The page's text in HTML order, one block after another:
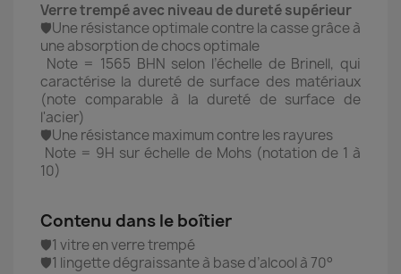
Verre trempé avec niveau de dureté supérieur
🛡️Une résistance optimale contre la casse grâce à
une absorption de chocs optimale
Note = 1565 BHN selon l’échelle de Brinell, qui
caractérise la dureté de surface des matériaux
(note comparable à la dureté de surface de
l'acier)
🛡️Une résistance maximum contre les rayures
Note = 9H sur échelle de Mohs (notation de 1 à
10)
Contenu dans le boîtier
🛡️1 vitre en verre trempé
🛡️1 lingette dégraissante à base d’alcool à 70°